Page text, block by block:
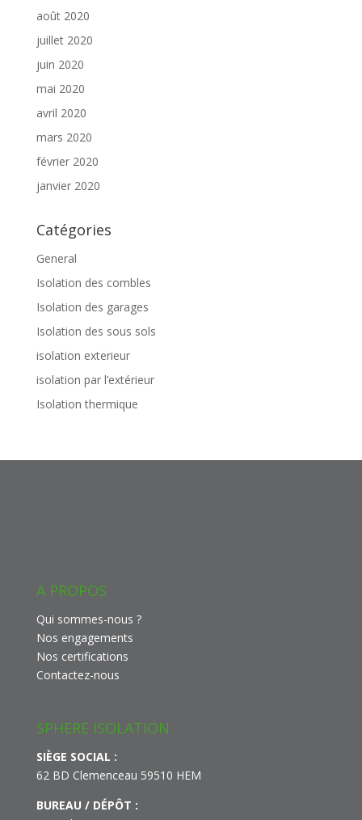
août 2020
juillet 2020
juin 2020
mai 2020
avril 2020
mars 2020
février 2020
janvier 2020
Catégories
General
Isolation des combles
Isolation des garages
Isolation des sous sols
isolation exterieur
isolation par l’extérieur
Isolation thermique
A PROPOS
Qui sommes-nous ?
Nos engagements
Nos certifications
Contactez-nous
SPHERE ISOLATION
SIÈGE SOCIAL :
62 BD Clemenceau 59510 HEM
BUREAU / DÉPÔT :